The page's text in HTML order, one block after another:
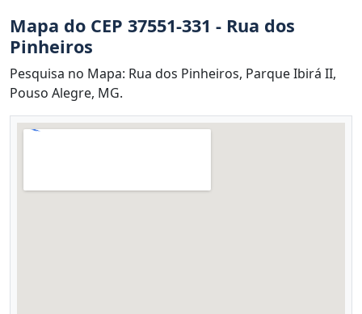
Mapa do CEP 37551-331 - Rua dos
Pinheiros
Pesquisa no Mapa: Rua dos Pinheiros, Parque Ibirá II,
Pouso Alegre, MG.